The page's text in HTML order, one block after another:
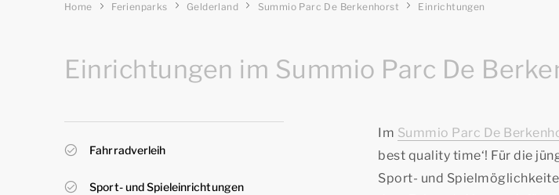
Home Ferienparks Gelderland Summio Parc De Berkenhorst Einrichtungen
Einrichtungen im Summio Parc De
Fahrradverleih
Sport- und Spieleinrichtungen
Im Summio Parc De
best quality time‘! Für die
Sport- und